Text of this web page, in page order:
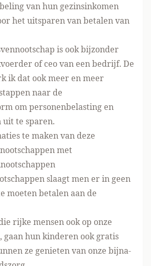
van hun gezinsinkomen
het uitsparen van betalen van
is ook bijzonder
of ceo van een bedrijf. De
ik dat ook meer en meer
naar de
om personenbelasting en
te sparen.
te maken van deze
met
slaagt men er in geen
moeten betalen aan de
rijke mensen ook op onze
gaan hun kinderen ook gratis
ze genieten van onze bijna-